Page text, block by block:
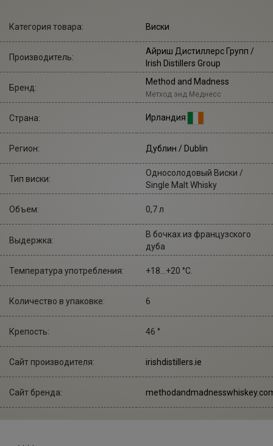
Категория товара: Виски
Производитель:
Айриш Дистиллерс Групп /
Irish Distillers Group
Бренд:
Method and Madness
Метход энд Меднесс
Страна: Ирландия
Регион: Дублин / Dublin
Тип виски:
Односолодовый Виски /
Single Malt Whisky
Объем: 0,7 л
Выдержка:
В бочках из французского
дуба
Температура употребления: +18...+20 °С.
Количество в упаковке: 6
Крепость: 46 °
Сайт производителя: irishdistillers.ie
Сайт бренда: